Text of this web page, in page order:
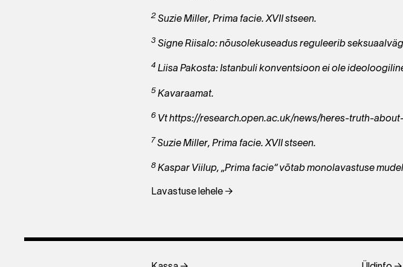
2 Suzie Miller, Prima facie. XVII stseen.
3 Signe Riisalo: nõusolekuseadus reguleerib
4 Liisa Pakosta: Istanbuli konventsioon ei ole
5Kavaraamat.
6Vt https://research.open.ac.uk/news/heres-truth-
7 Suzie Miller, Prima facie. XVII stseen.
8Kaspar Viilup, „Prima facie“ võtab monolavastuse
Lavastuse lehele →